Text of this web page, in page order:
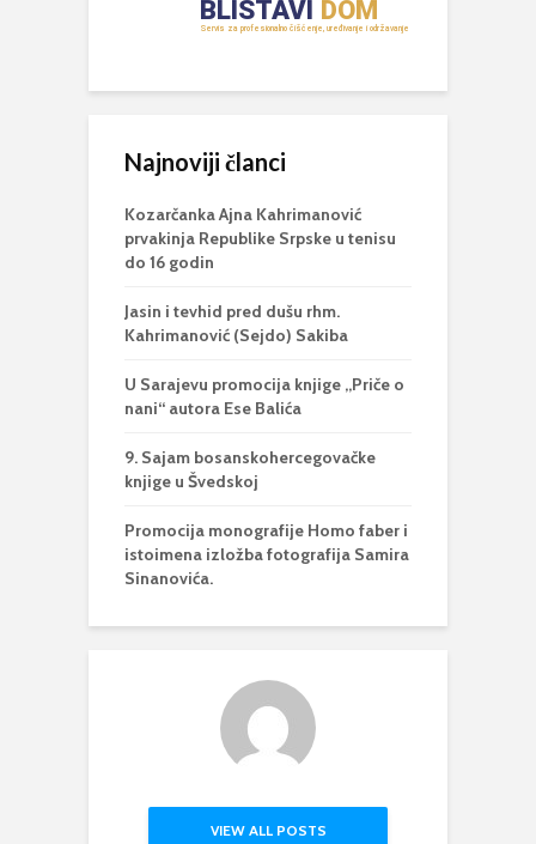
Najnoviji članci
Kozarčanka Ajna Kahrimanović
prvakinja Republike Srpske u tenisu
do 16 godin
Jasin i tevhid pred dušu rhm.
Kahrimanović (Sejdo) Sakiba
U Sarajevu promocija knjige „Priče o
nani“ autora Ese Balića
9. Sajam bosanskohercegovačke
knjige u Švedskoj
Promocija monografije Homo faber i
istoimena izložba fotografija Samira
Sinanovića.
VIEW ALL POSTS